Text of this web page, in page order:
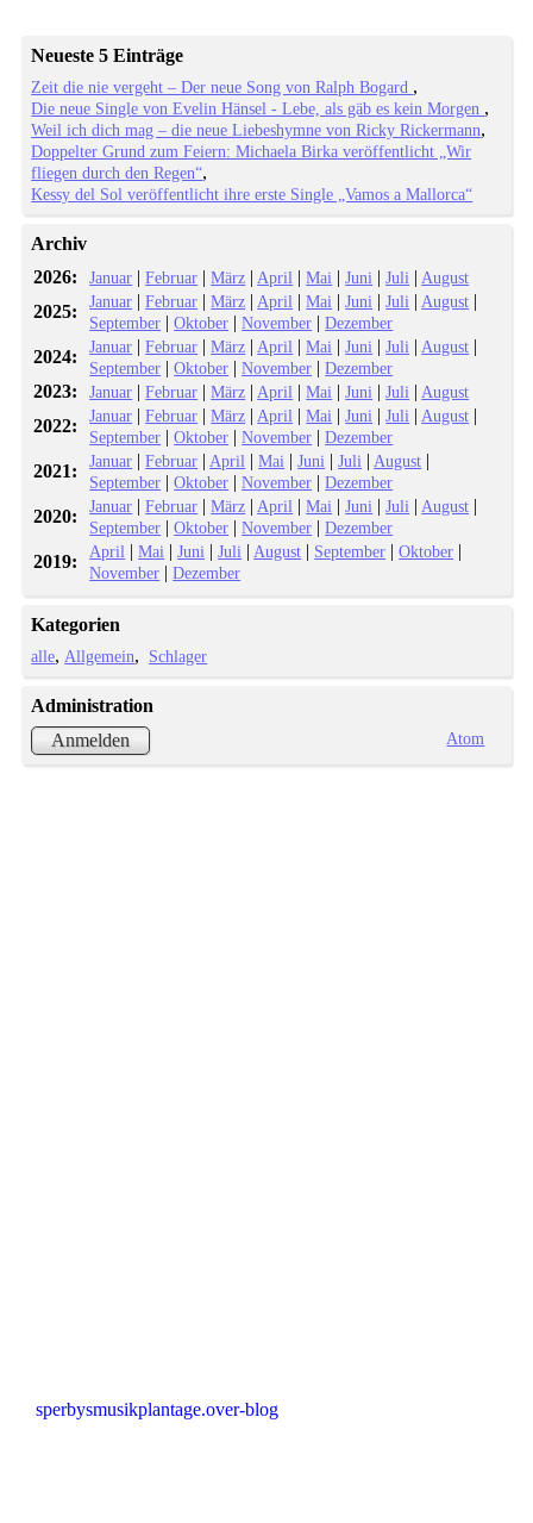
Neueste 5 Einträge
Zeit die nie vergeht – Der neue Song von Ralph Bogard
Die neue Single von Evelin Hänsel - Lebe, als gäb es kein Morgen
Weil ich dich mag – die neue Liebeshymne von Ricky Rickermann
Doppelter Grund zum Feiern: Michaela Birka veröffentlicht „Wir
fliegen durch den Regen“
Kessy del Sol veröffentlicht ihre erste Single „Vamos a Mallorca“
Archiv
2026:
Januar |Februar |März | April |Mai |Juni |Juli | August
2025: Januar |Februar |März | April |Mai |Juni |Juli | August |
September |Oktober |November |Dezember
2024: Januar |Februar |März | April |Mai |Juni |Juli | August |
September |Oktober |November |Dezember
2023: Januar |Februar |März | April |Mai |Juni |Juli | August
2022: Januar |Februar |März | April |Mai |Juni |Juli | August |
September |Oktober |November |Dezember
2021: Januar |Februar | April |Mai |Juni |Juli | August |
September |Oktober |November |Dezember
2020: Januar |Februar |März | April |Mai |Juni |Juli | August |
September |Oktober |November |Dezember
2019: April |Mai |Juni |Juli | August | September |Oktober |
November |Dezember
Kategorien
alle Allgemein Schlager
Administration
Anmelden
Atom
sperbysmusikplantage.over-blog